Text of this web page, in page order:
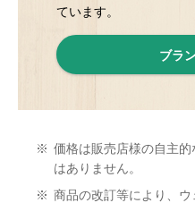
ています。
ブラ
※ 価格は販売店様の自主
はありません。
※ 商品の改訂等により、